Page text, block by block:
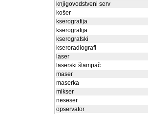
knjigovodstveni serv
košer
kserografija
kserografija
kserografski
kseroradiografi
laser
laserski štampač
maser
maserka
mikser
neseser
opservator